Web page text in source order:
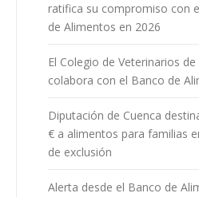
ratifica su compromiso con
de Alimentos en 2026
El Colegio de Veterinarios de
colabora con el Banco de
Diputación de Cuenca
€ a alimentos para familias
de exclusión
Alerta desde el Banco de